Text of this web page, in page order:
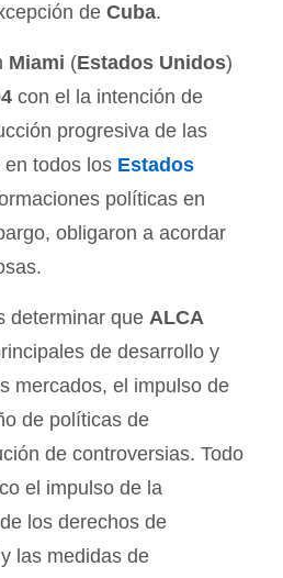
de Cuba.
Miami (Estados Unidos)
con el la intención de
progresiva de las
en todos los Estados
políticas en
obligaron a acordar
determinar que ALCA
de desarrollo y
mercados, el impulso de
de políticas de
de controversias. Todo
el impulso de la
los derechos de
las medidas de